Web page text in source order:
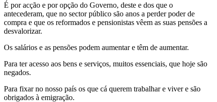
É por acção e por opção do Governo, deste e dos que o
antecederam, que no sector público são anos a perder poder de
compra e que os reformados e pensionistas vêem as suas pensões a
desvalorizar.
Os salários e as pensões podem aumentar e têm de aumentar.
Para ter acesso aos bens e serviços, muitos essenciais, que hoje são
negados.
Para fixar no nosso país os que cá querem trabalhar e viver e são
obrigados à emigração.